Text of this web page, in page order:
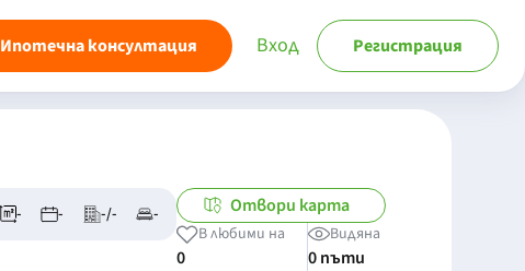
Ипотечна консултация Вход Регистрация
- - -/- - Отвори карта
В любими на
0
Видяна
0 пъти